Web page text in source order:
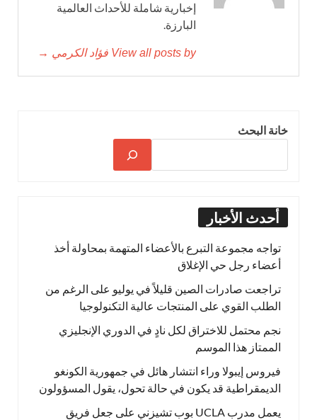
إخبارية شاملة للأحداث العالمية
البارزة.
View all posts by فؤاد الكرمي →
خانة البحث
أحدث الأخبار
تواجه مجموعة التبرع بالأعضاء المتهمة بمحاولة أخذ
أعضاء رجل حي الإغلاق
تراجعت صادرات الصين قليلاً في يوليو على الرغم من
الطلب القوي على المنتجات عالية التكنولوجيا
نجم محتمل للاختراق لكل نادٍ في الدوري الإنجليزي
الممتاز هذا الموسم
فيروس إيبولا وراء انتشار هائل في جمهورية الكونغو
الديمقراطية قد يكون في حالة تحول، يقول المسؤولون
يعمل مدرب UCLA بوب تشيزني على جعل فريق